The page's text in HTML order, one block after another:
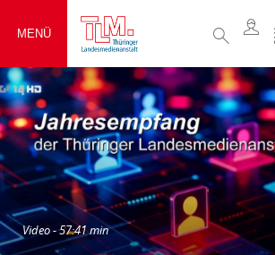
MENÜ
Video - 57:41 min